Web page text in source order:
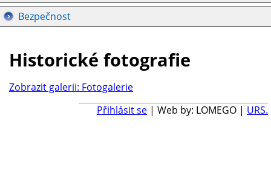
Bezpečnost
Historické fotografie
Zobrazit galerii: Fotogalerie
Přihlásit se | Web by: LOMEGO | URS.